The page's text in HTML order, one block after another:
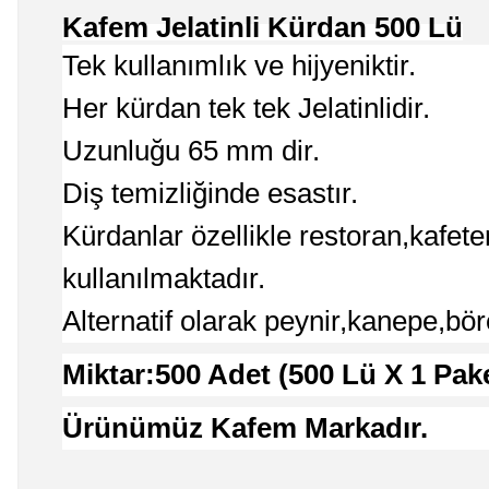
Kafem Jelatinli Kürdan 500 Lü
Tek kullanımlık ve hijyeniktir.
Her kürdan tek tek Jelatinlidir.
Uzunluğu 65 mm dir.
Diş temizliğinde esastır.
Kürdanlar özellikle
kullanılmaktadır.
Alternatif olarak
Miktar:500 Adet (500 Lü X 1
Ürünümüz Kafem Markadır.